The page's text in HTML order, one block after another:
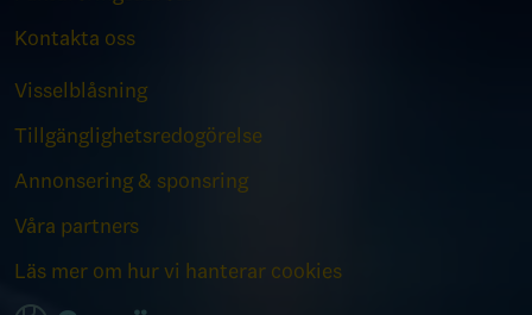
Kontakta oss
Visselblåsning
Tillgänglighetsredogörelse
Annonsering & sponsring
Våra partners
Läs mer om hur vi hanterar cookies